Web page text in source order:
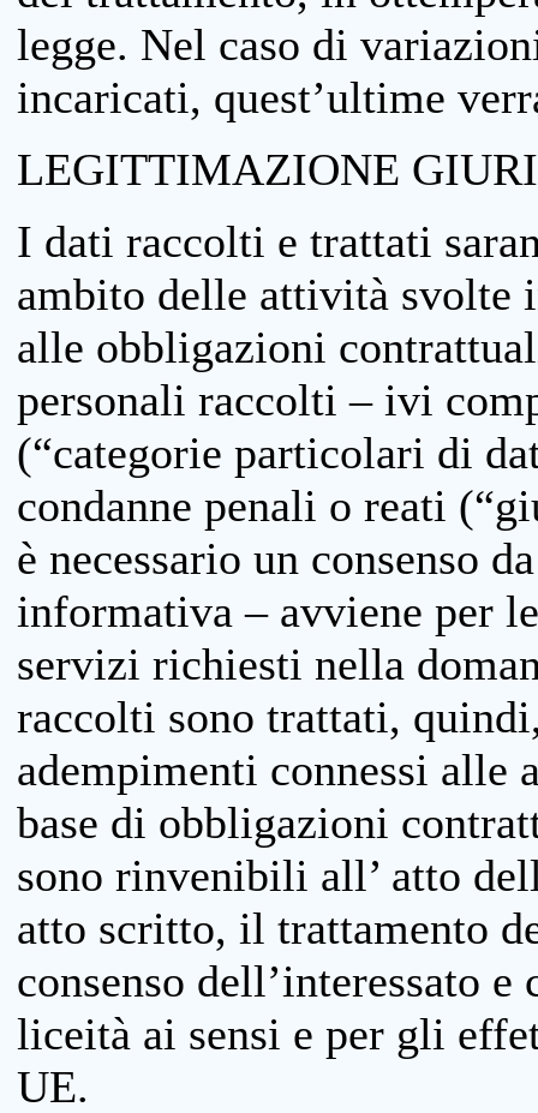
legge. Nel caso di
incaricati, quest’ultime
LEGITTIMAZIONE
I dati raccolti e trattati
ambito delle attività svolte
alle obbligazioni
personali raccolti – ivi
(“categorie particolari di
condanne penali o reati
è necessario un consenso
informativa – avviene per
servizi richiesti nella
raccolti sono trattati,
adempimenti connessi
base di obbligazioni
sono rinvenibili all’ atto
atto scritto, il trattamento
consenso dell’interessato
liceità ai sensi e per gli
UE.